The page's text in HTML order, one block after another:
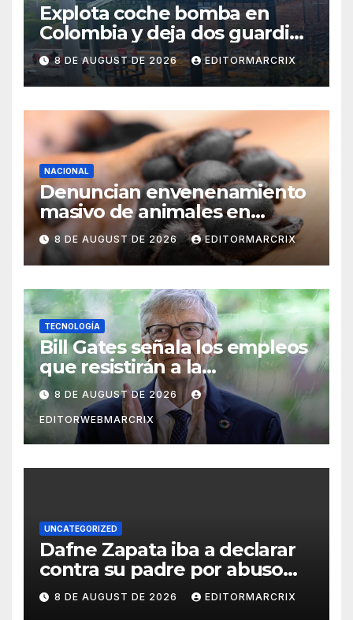
Explota coche bomba en
Colombia y deja dos guardias
heridos
8 DE AUGUST DE 2026 EDITORMARCRIX
NACIONAL
Denuncian envenenamiento
masivo de animales en
Querétaro
8 DE AUGUST DE 2026 EDITORMARCRIX
TECNOLOGÍA
Bill Gates señala los empleos
que resistirán a la
inteligencia artificial
8 DE AUGUST DE 2026
EDITORWEBMARCRIX
UNCATEGORIZED
Dafne Zapata iba a declarar
contra su padre por abuso
sexual
8 DE AUGUST DE 2026 EDITORMARCRIX